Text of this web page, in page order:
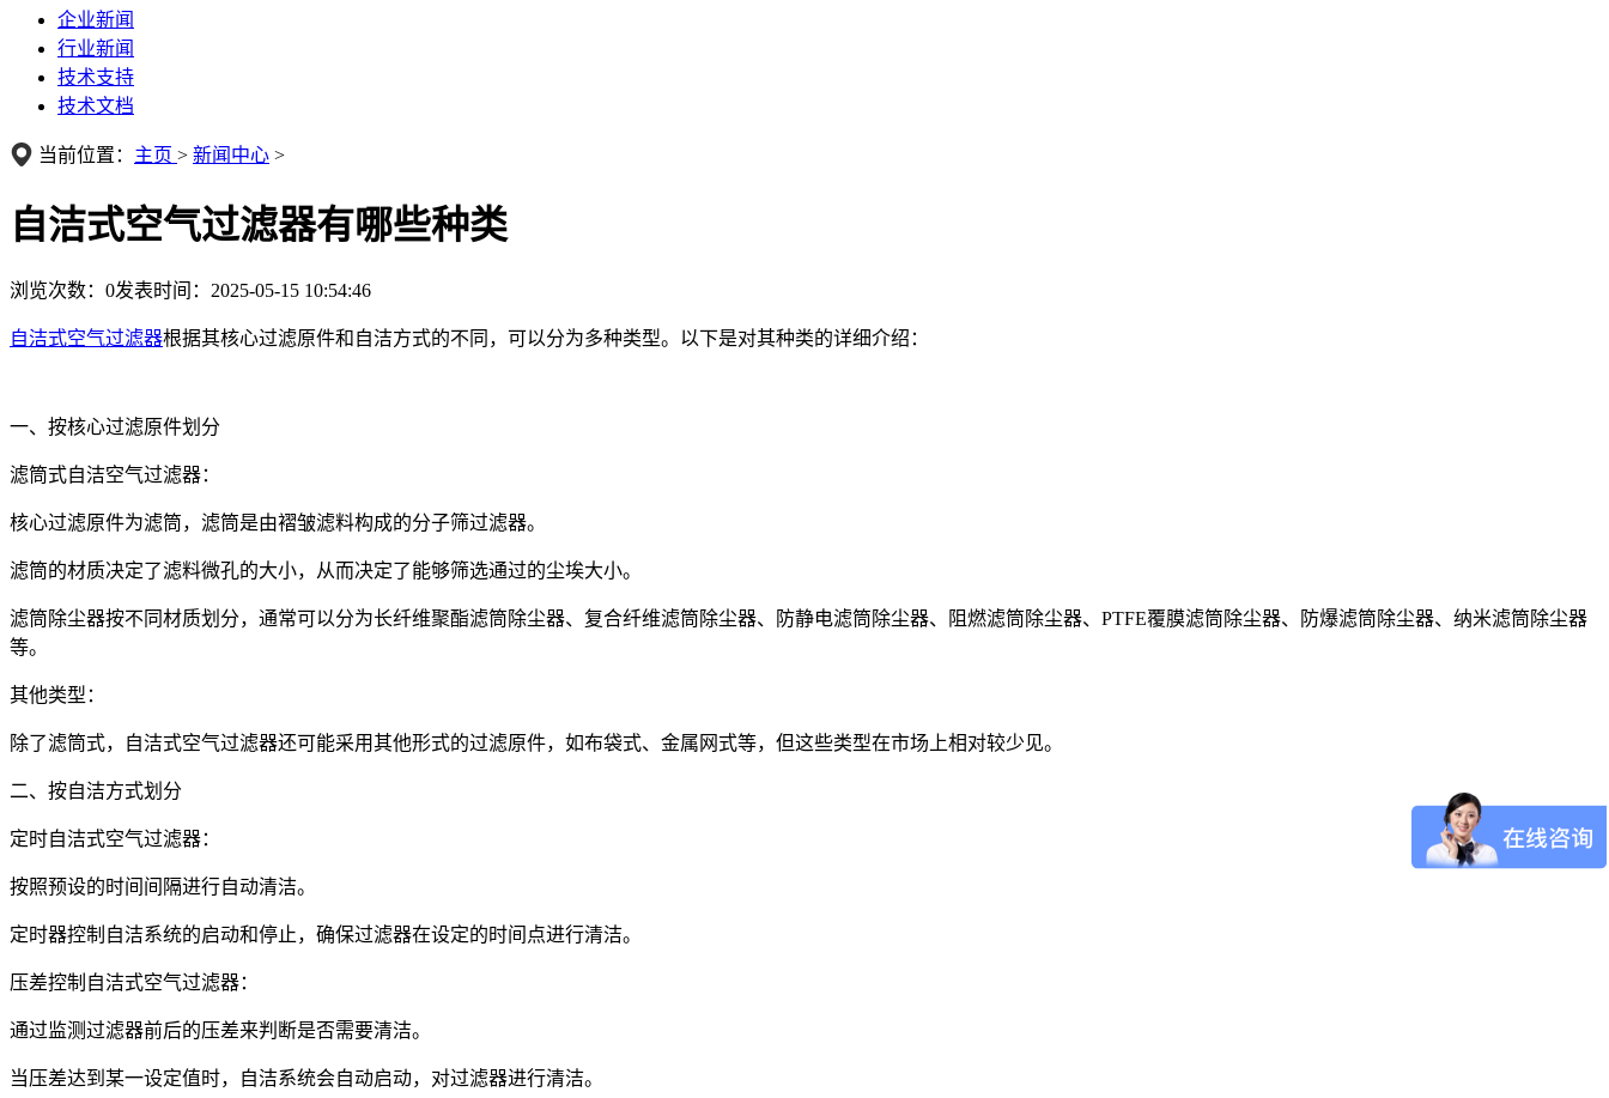
企业新闻
行业新闻
技术支持
技术文档
当前位置： 主页 > 新闻中心 >
自洁式空气过滤器有哪些种类
浏览次数： 0发表时间：2025-05-15 10:54:46
自洁式空气过滤器根据其核心过滤原件和自洁方式的不同，可以分为多种类型。以下是对其种类的详细介绍：
一、按核心过滤原件划分
滤筒式自洁空气过滤器：
核心过滤原件为滤筒，滤筒是由褶皱滤料构成的分子筛过滤器。
滤筒的材质决定了滤料微孔的大小，从而决定了能够筛选通过的尘埃大小。
滤筒除尘器按不同材质划分，通常可以分为长纤维聚酯滤筒除尘器、复合纤维滤筒除尘器、防静电滤筒除尘器、阻燃滤筒除尘器、PTFE覆膜滤筒除尘器、防爆滤筒除尘器、纳米滤筒除尘器
等。
其他类型：
除了滤筒式，自洁式空气过滤器还可能采用其他形式的过滤原件，如布袋式、金属网式等，但这些类型在市场上相对较少见。
二、按自洁方式划分
定时自洁式空气过滤器：
按照预设的时间间隔进行自动清洁。
定时器控制自洁系统的启动和停止，确保过滤器在设定的时间点进行清洁。
压差控制自洁式空气过滤器：
通过监测过滤器前后的压差来判断是否需要清洁。
当压差达到某一设定值时，自洁系统会自动启动，对过滤器进行清洁。